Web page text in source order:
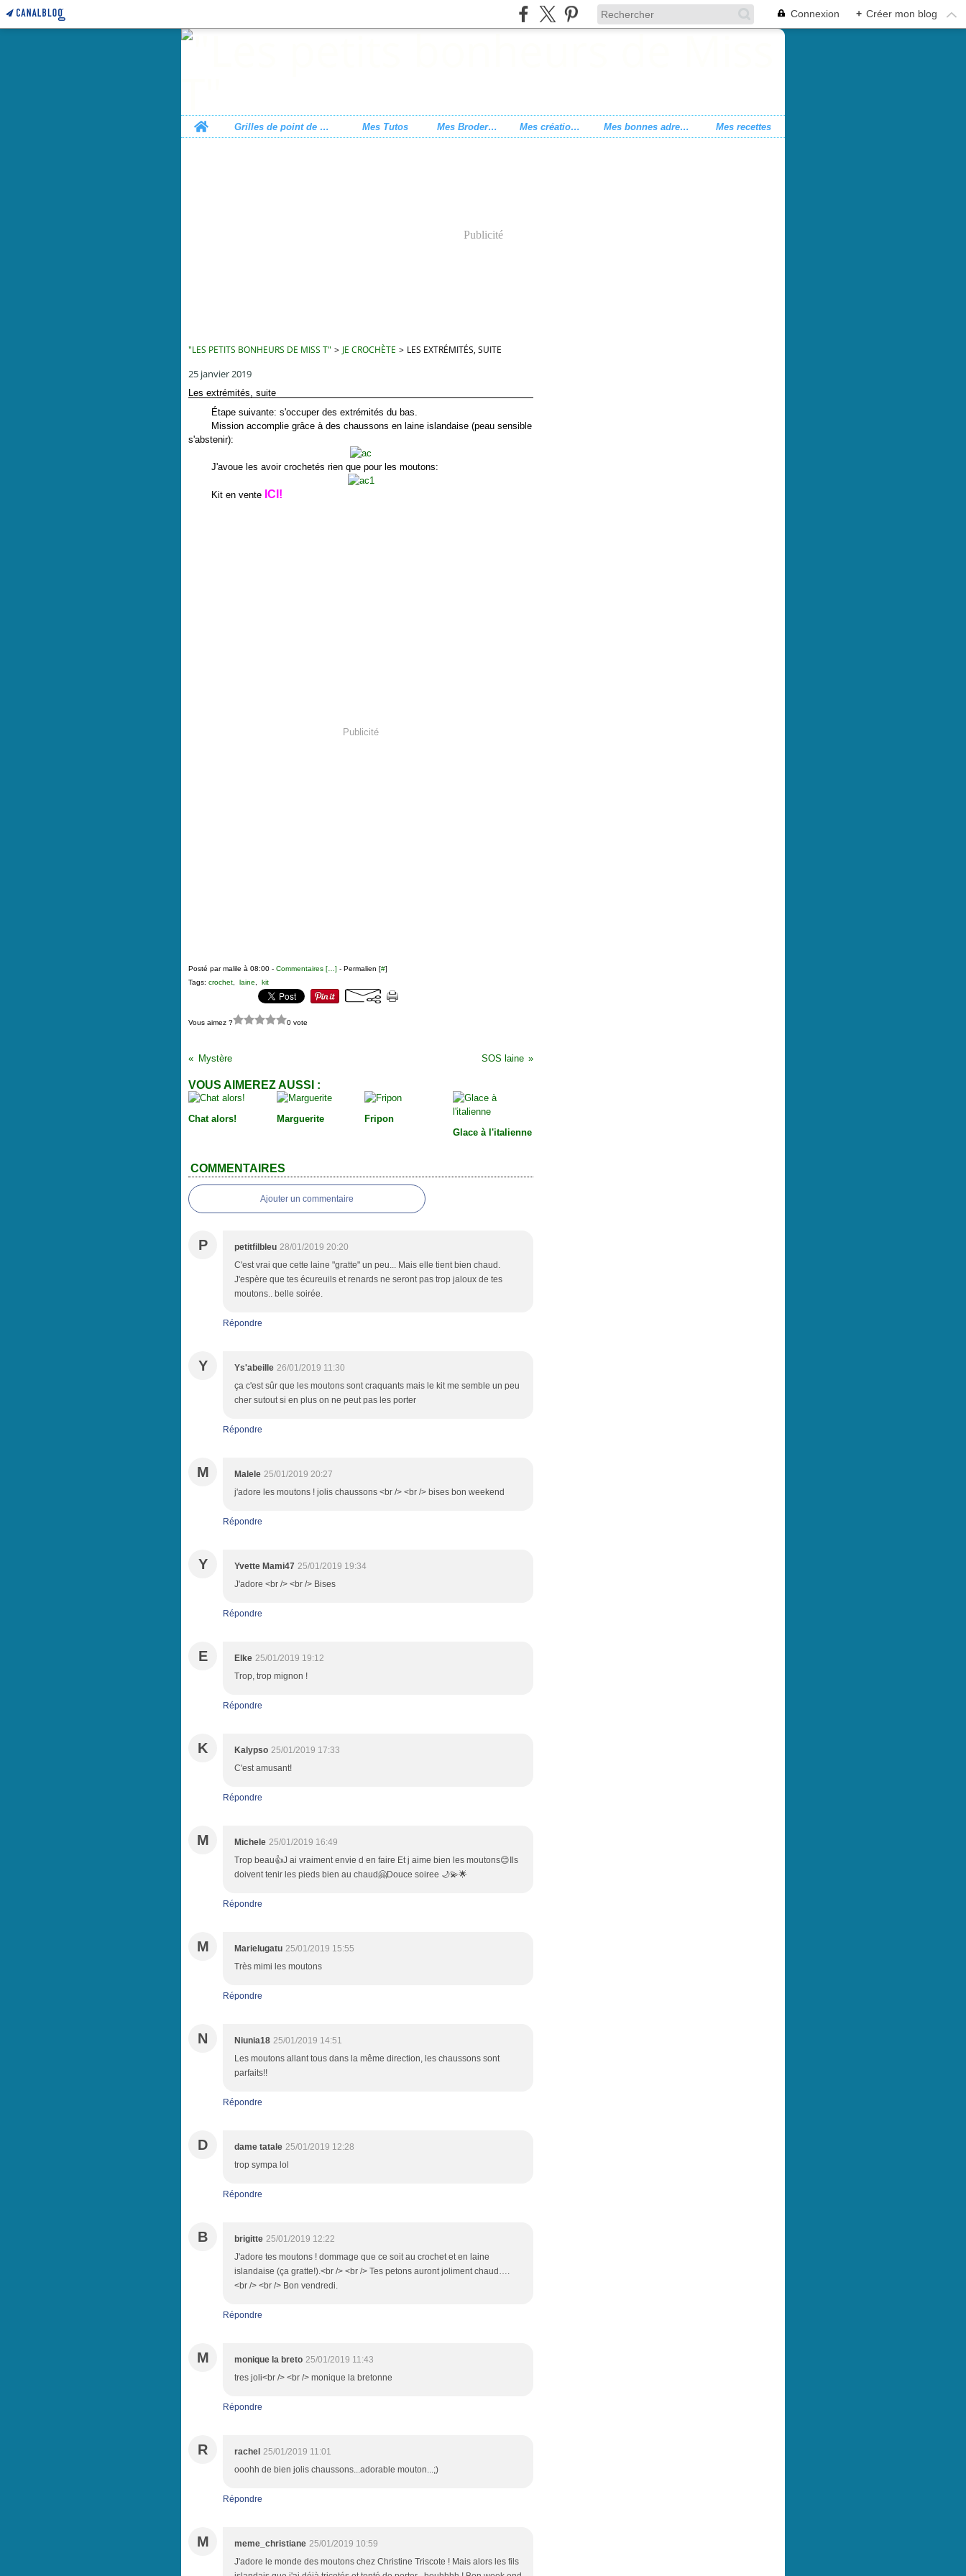
Connexion + Créer mon blog
Home
Grilles de point de croix Mes Tutos Mes Broderies Mes créations Mes bonnes adresses Mes recettes
Publicité
"LES PETITS BONHEURS DE MISS T" > JE CROCHÈTE > LES EXTRÉMITÉS, SUITE
25 janvier 2019
Les extrémités, suite
Étape suivante: s'occuper des extrémités du bas.
Mission accomplie grâce à des chaussons en laine islandaise (peau sensible
s'abstenir):
J'avoue les avoir crochetés rien que pour les moutons:
Kit en vente ICI!
Publicité
Posté par malile à 08:00 - Commentaires [ ] - Permalien [#]
Tags: crochet laine kit
Vous aimez ? 0 vote
Mystère SOS laine
VOUS AIMEREZ AUSSI :
Chat alors! Marguerite
Fripon
Glace à l'italienne
COMMENTAIRES
Ajouter un commentaire
P petitfilbleu 28/01/2019 20:20
C'est vrai que cette laine "gratte" un peu... Mais elle tient bien chaud.
J'espère que tes écureuils et renards ne seront pas trop jaloux de tes
moutons.. belle soirée.
Répondre
Y Ys'abeille 26/01/2019 11:30
ça c'est sûr que les moutons sont craquants mais le kit me semble un peu
cher sutout si en plus on ne peut pas les porter
Répondre
M Malele 25/01/2019 20:27
j'adore les moutons ! jolis chaussons <br /> <br /> bises bon weekend
Répondre
Y Yvette Mami47 25/01/2019 19:34
J'adore <br /> <br /> Bises
Répondre
E Elke 25/01/2019 19:12
Trop, trop mignon !
Répondre
K Kalypso 25/01/2019 17:33
C'est amusant!
Répondre
M Michele 25/01/2019 16:49
Trop beau👍J ai vraiment envie d en faire Et j aime bien les moutons😊Ils
doivent tenir les pieds bien au chaud🤗Douce soiree 🌙💫🌟
Répondre
M Marielugatu 25/01/2019 15:55
Très mimi les moutons
Répondre
N Niunia18 25/01/2019 14:51
Les moutons allant tous dans la même direction, les chaussons sont
parfaits!!
Répondre
D dame tatale 25/01/2019 12:28
trop sympa lol
Répondre
B brigitte 25/01/2019 12:22
J'adore tes moutons ! dommage que ce soit au crochet et en laine
islandaise (ça gratte!).<br /> <br /> Tes petons auront joliment chaud….
<br /> <br /> Bon vendredi.
Répondre
M monique la breto 25/01/2019 11:43
tres joli<br /> <br /> monique la bretonne
Répondre
R rachel 25/01/2019 11:01
ooohh de bien jolis chaussons...adorable mouton...;)
Répondre
M meme_christiane 25/01/2019 10:59
J'adore le monde des moutons chez Christine Triscote ! Mais alors les fils